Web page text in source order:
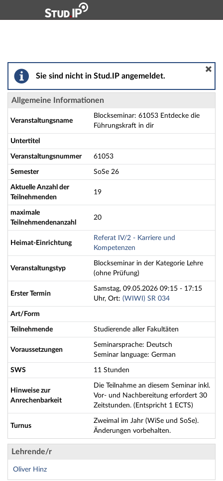
Hauptnavigation
Blockseminar: 61053 Entdecke die Führungskraft in
Sie sind nicht in Stud.IP angemeldet.
Allgemeine Informationen
Veranstaltungsname
Blockseminar: 61053 Entdecke die
Führungskraft in dir
Untertitel
Veranstaltungsnummer 61053
Semester SoSe 26
Aktuelle Anzahl der
Teilnehmenden
19
maximale
Teilnehmendenanzahl
20
Heimat-Einrichtung
Referat IV/2 - Karriere und
Kompetenzen
Veranstaltungstyp
Blockseminar in der Kategorie Lehre
(ohne Prüfung)
Erster Termin
Samstag, 09.05.2026 09:15 - 17:15
Uhr, Ort: (WIWI) SR 034
Art/Form
Teilnehmende Studierende aller Fakultäten
Voraussetzungen
Seminarsprache: Deutsch
Seminar language: German
SWS 11 Stunden
Hinweise zur
Anrechenbarkeit
Die Teilnahme an diesem Seminar inkl.
Vor- und Nachbereitung erfordert 30
Zeitstunden. (Entspricht 1 ECTS)
Turnus
Zweimal im Jahr (WiSe und SoSe).
Änderungen vorbehalten.
Lehrende/r
Oliver Hinz